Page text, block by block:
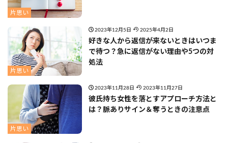
片思い
片思い
2023年12月5日 2025年4月2日
好きな人から返信が来ないときはいつま
で待つ？急に返信がない理由や5つの対
処法
片思い
2023年11月28日 2023年11月27日
彼氏持ち女性を落とすアプローチ方法と
は？脈ありサイン＆奪うときの注意点